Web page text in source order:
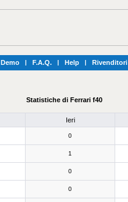
Demo | F.A.Q. | Help | Rivenditori
Statistiche di Ferrari f40
Ieri
0
1
0
0